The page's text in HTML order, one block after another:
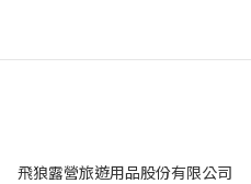
飛狼露營旅遊用品股份有限公司